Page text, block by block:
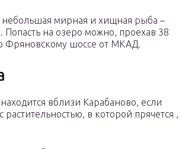
небольшая мирная и хищная рыба –
Попасть на озеро можно, проехав 38
Фряновскому шоссе от МКАД.
вблизи Карабаново, если
в которой прячется ,